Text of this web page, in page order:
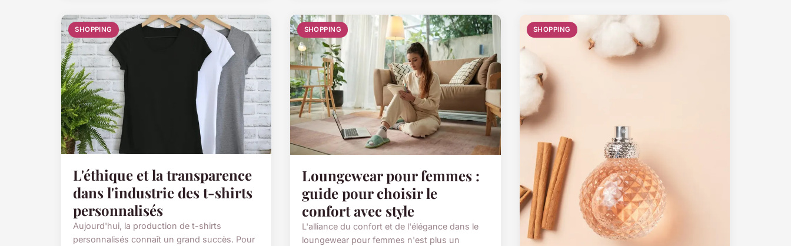
SHOPPING
L'éthique et la transparence
dans l'industrie des t-shirts
personnalisés
Aujourd'hui, la production de t-shirts
personnalisés connaît un grand succès. Pour
SHOPPING
Loungewear pour femmes :
guide pour choisir le
confort avec style
L'alliance du confort et de l'élégance dans le
loungewear pour femmes n'est plus un
SHOPPING